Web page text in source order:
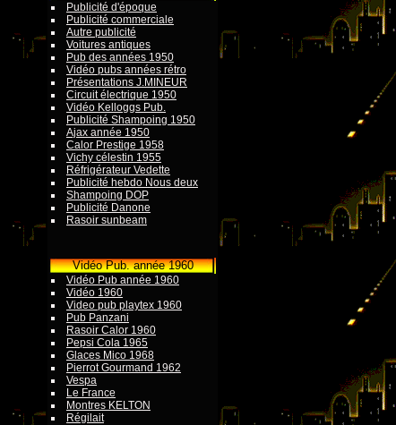
Publicité d'époque
Publicité commerciale
Autre publicité
Voitures antiques
Pub des années 1950
Vidéo pubs années rétro
Présentations J.MINEUR
Circuit électrique 1950
Vidéo Kelloggs Pub.
Publicité Shampoing 1950
Ajax année 1950
Calor Prestige 1958
Vichy célestin 1955
Réfrigérateur Vedette
Publicité hebdo Nous deux
Shampoing DOP
Publicité Danone
Rasoir sunbeam
Vidéo Pub. année 1960
Vidéo Pub année 1960
Vidéo 1960
Video pub playtex 1960
Pub Panzani
Rasoir Calor 1960
Pepsi Cola 1965
Glaces Mico 1968
Pierrot Gourmand 1962
Vespa
Le France
Montres KELTON
Régilait